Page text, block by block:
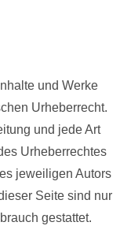
und Werke
Urheberrecht.
und jede Art
Urheberrechtes
jeweiligen Autors
Seite sind nur
gestattet.